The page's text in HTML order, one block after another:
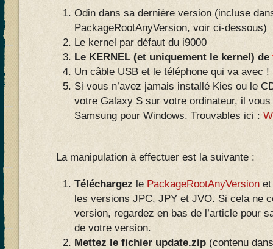
Odin dans sa dernière version (incluse
PackageRootAnyVersion, voir ci-dessous)
Le kernel par défaut du i9000
Le KERNEL (et uniquement le kernel) de
Un câble USB et le téléphone qui va avec !
Si vous n’avez jamais installé Kies ou le
votre Galaxy S sur votre ordinateur, il
Samsung pour Windows. Trouvables ici :
La manipulation à effectuer est la suivante :
Téléchargez le PackageRootAnyVersion
les versions JPC, JPY et JVO. Si cela ne
version, regardez en bas de l’article pour
de votre version.
Mettez le fichier update.zip (contenu